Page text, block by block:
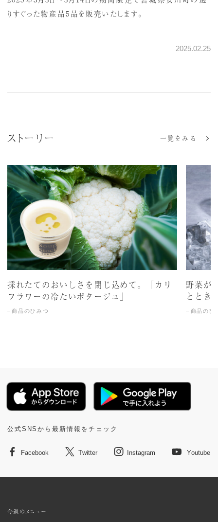
りすぐった物産品5品を販売いたします。
2025.02.25
ストーリー 一覧をみる
採れたてのおいしさを閉じ込めて。「カリ
フラワーの冷たいポタージュ」
商品のひみつ
野菜が
ととき
商品のひ
公式SNSから最新情報をチェック
Facebook Twitter Instagram Youtube
今週のメニュー